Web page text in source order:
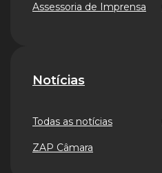
Assessoria de Imprensa
Notícias
Todas as notícias
ZAP Câmara